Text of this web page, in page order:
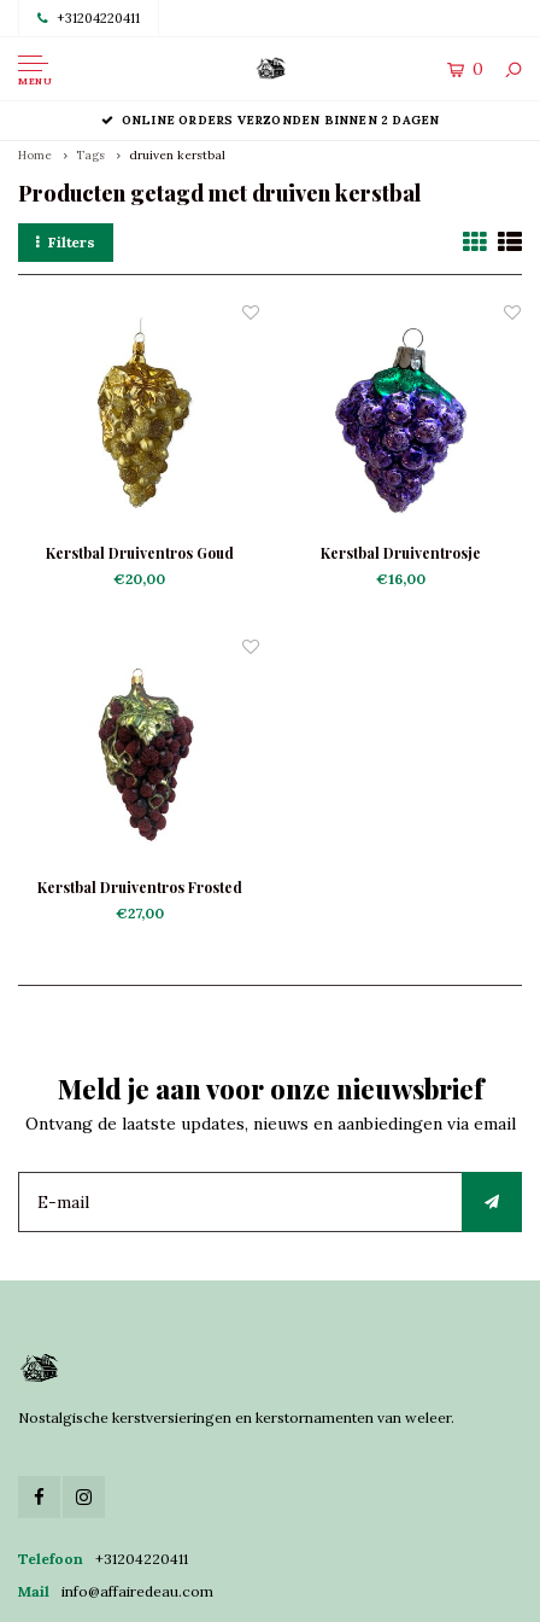
+31204220411
MENU
0
ONLINE ORDERS VERZONDEN BINNEN 2 DAGEN
Home Tags druiven kerstbal
Producten getagd met druiven kerstbal
Filters
Kerstbal Druiventros Goud
€20,00
Kerstbal Druiventrosje
€16,00
Kerstbal Druiventros Frosted
€27,00
Meld je aan voor onze nieuwsbrief
Ontvang de laatste updates, nieuws en aanbiedingen via email
Nostalgische kerstversieringen en kerstornamenten van weleer.
Telefoon
+31204220411
Mail
info@affairedeau.com